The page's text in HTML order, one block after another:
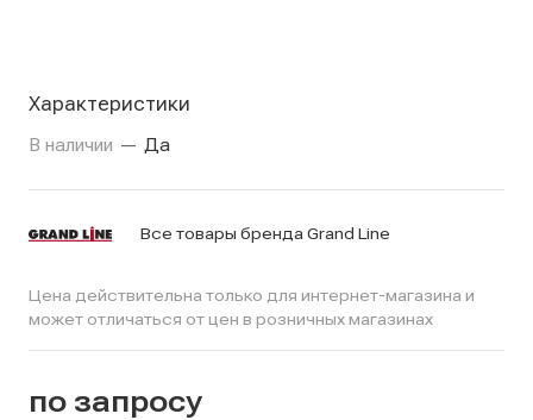
Характеристики
В наличии — Да
Все товары бренда Grand Line
Цена действительна только для интернет-магазина и
может отличаться от цен в розничных магазинах
по запросу